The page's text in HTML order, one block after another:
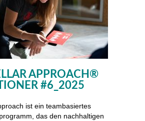
APPROACH®
#6_2025
ist ein teambasiertes
das den nachhaltigen